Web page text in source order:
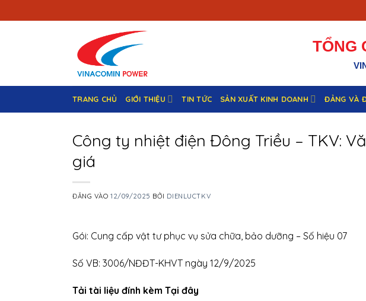
qua
TỔNG
TRANG CHỦ GIỚI THIỆU TIN TỨC SẢN XUẤT KINH DOANH ĐẢNG VÀ
Công ty nhiệt điện Đông Triều – TKV:
giá
ĐĂNG VÀO12/09/2025 BỞI DIENLUCTKV
Gói: Cung cấp vật tư phục vụ sửa chữa, bảo dưỡng – Số hiệu 07
Số VB: 3006/NĐĐT-KHVT ngày 12/9/2025
Tải tài liệu đính kèm Tại đây